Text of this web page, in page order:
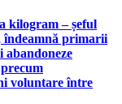
kilogram – șeful
îndeamnă primarii
abandoneze
voluntare între